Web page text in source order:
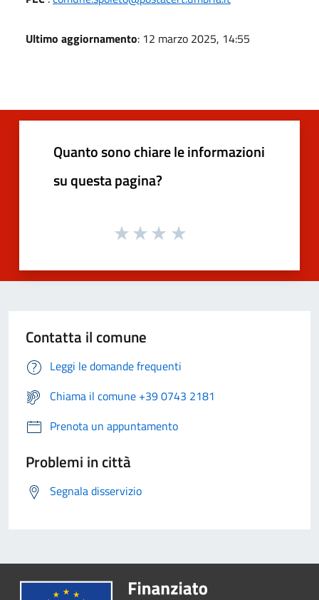
Ultimo aggiornamento: 12 marzo 2025, 14:55
Quanto sono chiare le informazioni
su questa pagina?
Contatta il comune
Leggi le domande frequenti
Chiama il comune +39 0743 2181
Prenota un appuntamento
Problemi in città
Segnala disservizio